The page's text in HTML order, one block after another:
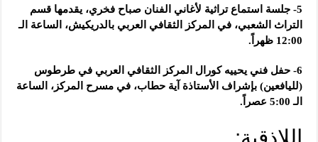
5- جلسة استماع تراثية لأغاني الفنان صباح فخري، يقدمها قسم
التراث الشعبي، في المركز الثقافي العربي بالدريكيش، الساعة الـ
12:00 ظهراً.
6- حفل فني يحييه كورال المركز الثقافي العربي في طرطوس
(لليافعين) بإشراف الأستاذة آية حطاب، في مسرح المركز، الساعة
الـ 5:00 عصراً.
اللاذقية: